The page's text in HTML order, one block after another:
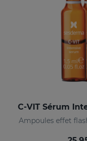
C-VIT Sérum
Ampoules effet